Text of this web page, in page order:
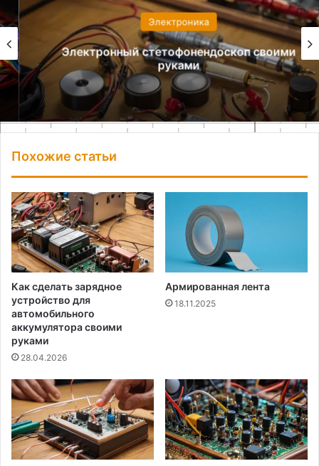
Электроника
Электронный стетофонендоскоп своими
руками
Похожие статьи
Как сделать зарядное
устройство для
автомобильного
аккумулятора своими
руками
28.04.2026
Армированная лента
18.11.2025